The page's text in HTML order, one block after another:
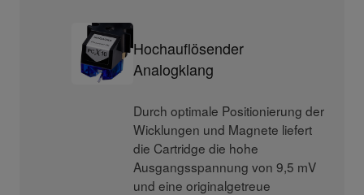
Hochauflösender
Analogklang
Durch optimale Positionierung der
Wicklungen und Magnete liefert
die Cartridge die hohe
Ausgangsspannung von 9,5 mV
und eine originalgetreue